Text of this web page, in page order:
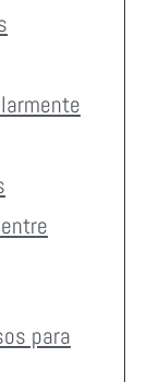
para